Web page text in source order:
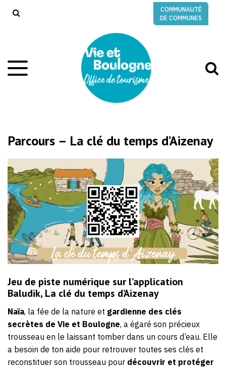
COMMUNAUTÉ
DE COMMUNES
Aller
à
Parcours – La clé du temps d’Aizenay
Jeu de piste numérique sur l’application
Baludik, La clé du temps d’Aizenay
Naïa, la fée de la nature et gardienne des clés
secrètes de Vie et Boulogne, a égaré son précieux
trousseau en le laissant tomber dans un cours d’eau. Elle
a besoin de ton aide pour retrouver toutes ses clés et
reconstituer son trousseau pour découvrir et protéger